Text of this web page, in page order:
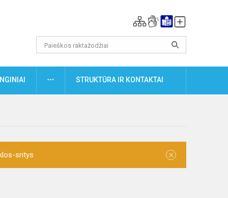
DAUGIAUSTRUKTŪRA IR KONTAKTAI
sritys ×